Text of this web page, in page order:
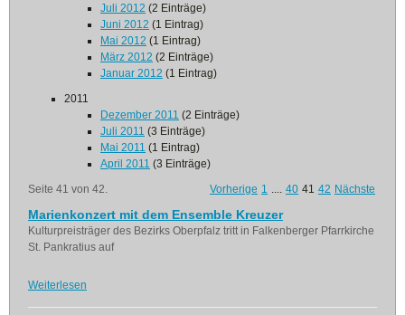
Juli 2012 (2 Einträge)
Juni 2012 (1 Eintrag)
Mai 2012 (1 Eintrag)
März 2012 (2 Einträge)
Januar 2012 (1 Eintrag)
2011
Dezember 2011 (2 Einträge)
Juli 2011 (3 Einträge)
Mai 2011 (1 Eintrag)
April 2011 (3 Einträge)
Seite 41 von 42.
Vorherige 1 .... 40 41 42 Nächste
Marienkonzert mit dem Ensemble Kreuzer
Kulturpreisträger des Bezirks Oberpfalz tritt in Falkenberger Pfarrkirche
St. Pankratius auf
Weiterlesen